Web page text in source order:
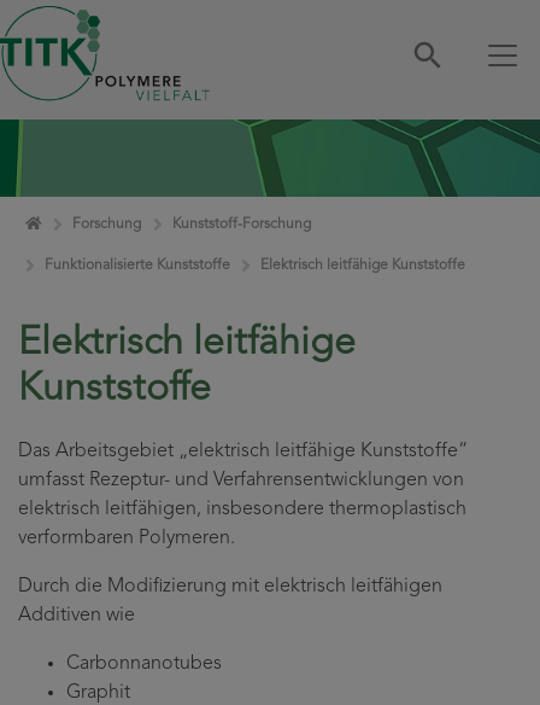
HomeForschung Kunststoff-Forschung
Funktionalisierte Kunststoffe Elektrisch leitfähige Kunststoffe
Elektrisch leitfähige
Kunststoffe
Das Arbeitsgebiet „elektrisch leitfähige Kunststoffe“
umfasst Rezeptur- und Verfahrensentwicklungen von
elektrisch leitfähigen, insbesondere thermoplastisch
verformbaren Polymeren.
Durch die Modifizierung mit elektrisch leitfähigen
Additiven wie
Carbonnanotubes
Graphit